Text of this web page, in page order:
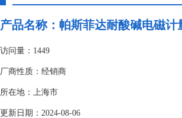
产品名称： 帕斯菲达耐酸碱电磁计
访问量：1449
厂商性质：经销商
所在地：上海市
更新日期：2024-08-06